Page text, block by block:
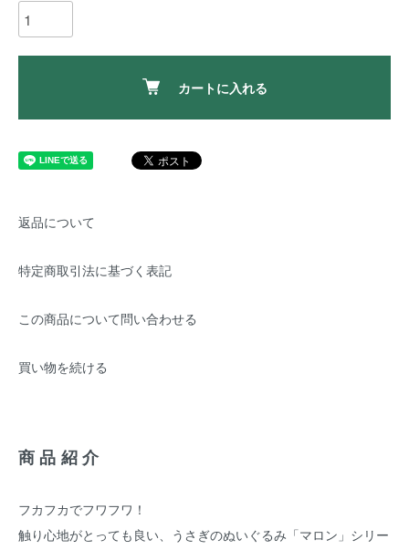
カートに入れる
返品について
特定商取引法に基づく表記
この商品について問い合わせる
買い物を続ける
商品紹介
フカフカでフワフワ！
触り心地がとっても良い、うさぎのぬいぐるみ「マロン」シリー